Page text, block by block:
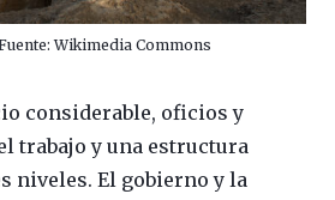
Wikimedia Commons
considerable, oficios y
trabajo y una estructura
niveles. El gobierno y la